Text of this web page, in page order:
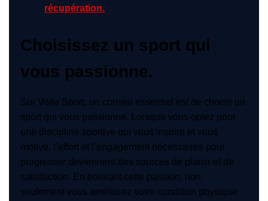
récupération.
Choisissez un sport qui
vous passionne.
Sur Voila Sport, un conseil essentiel est de choisir un
sport qui vous passionne. Lorsque vous optez pour
une discipline sportive qui vous inspire et vous
motive, l’effort et l’engagement nécessaires pour
progresser deviennent des sources de plaisir et de
satisfaction. En trouvant cette passion, non
seulement vous améliorez votre condition physique